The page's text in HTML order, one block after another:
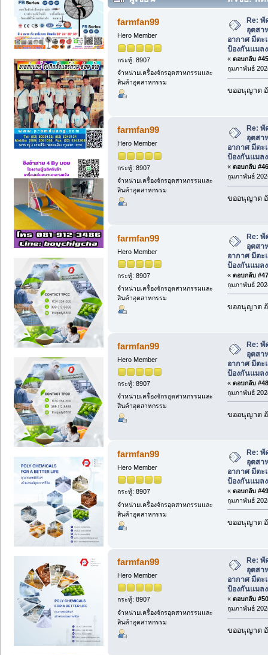
มีตะแกรงหน้าหลัง ช่วยป้องกันแมลง (อ่
farmfan99
Hero Member
กระทู้: 8907
จำหน่ายเครื่องจักรอุตสาหกรรมและ
สินค้าอุตสาหกรรม
Re:
อุตสา
อากาศ มีตะ
ป้องกันแมลง
« ตอบกลับ
กุมภาพันธ์
ขออนุญาต
farmfan99
Hero Member
กระทู้: 8907
จำหน่ายเครื่องจักรอุตสาหกรรมและ
สินค้าอุตสาหกรรม
Re:
อุตสา
อากาศ มีตะ
ป้องกันแมลง
« ตอบกลับ
กุมภาพันธ์
ขออนุญาต
farmfan99
Hero Member
กระทู้: 8907
จำหน่ายเครื่องจักรอุตสาหกรรมและ
สินค้าอุตสาหกรรม
Re: พั
อุตสา
อากาศ มีตะ
ป้องกันแมลง
« ตอบกลับ
กุมภาพันธ์
ขออนุญาต
farmfan99
Hero Member
กระทู้: 8907
จำหน่ายเครื่องจักรอุตสาหกรรมและ
สินค้าอุตสาหกรรม
Re: พั
อุตสา
อากาศ มีตะ
ป้องกันแมลง
« ตอบกลับ
กุมภาพันธ์
ขออนุญาต
farmfan99
Hero Member
กระทู้: 8907
จำหน่ายเครื่องจักรอุตสาหกรรมและ
สินค้าอุตสาหกรรม
Re:
อุตสา
อากาศ มีตะ
ป้องกันแมลง
« ตอบกลับ
กุมภาพันธ์
ขออนุญาต
farmfan99
Hero Member
กระทู้: 8907
จำหน่ายเครื่องจักรอุตสาหกรรมและ
สินค้าอุตสาหกรรม
Re:
อุตสา
อากาศ มีตะ
ป้องกันแมลง
« ตอบกลับ
กุมภาพันธ์
ขออนุญาต